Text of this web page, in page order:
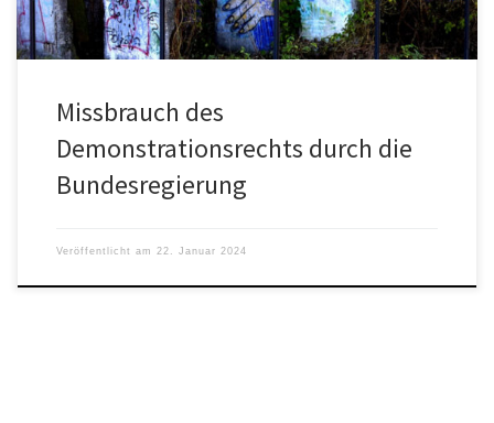
Missbrauch des
Demonstrationsrechts durch die
Bundesregierung
Veröffentlicht am 22. Januar 2024